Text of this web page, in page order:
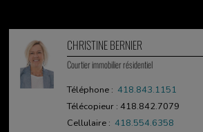
CHRISTINE BERNIER
Courtier immobilier résidentiel
Téléphone :418.843.1151
Télécopieur : 418.842.7079
Cellulaire :418.554.6358